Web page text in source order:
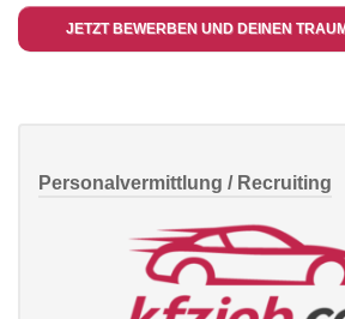
JETZT BEWERBEN UND DEINEN
Personalvermittlung / Recruiting